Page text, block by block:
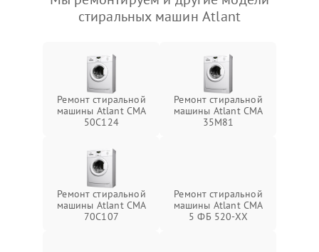
стиральных машин Atlant
Ремонт стиральной
машины Atlant СМА
50С124
Ремонт стиральной
машины Atlant СМА
35М81
Ремонт стиральной
машины Atlant СМА
70C107
Ремонт стиральной
машины Atlant СМА
5 ФБ 520-ХХ